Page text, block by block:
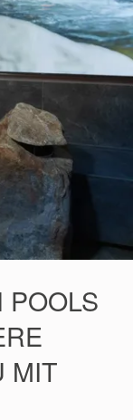
POOLS
MIT